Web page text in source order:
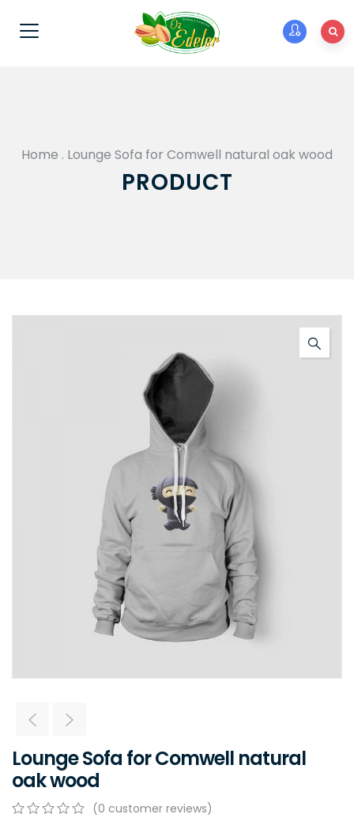
Home . Lounge Sofa for Comwell natural oak wood
PRODUCT
Lounge Sofa for Comwell natural
oak wood
(0 customer reviews)